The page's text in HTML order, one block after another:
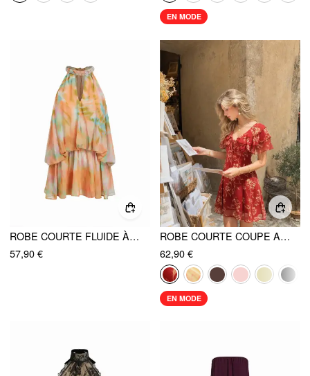
EN MODE
ROBE COURTE FLUIDE À NOUER IMPRIMÉ TIE-DYE
57,90 €
ROBE COURTE COUPE A EN CHIFFON COL V MANCHES DOLMAN FLEURIE
62,90 €
EN MODE